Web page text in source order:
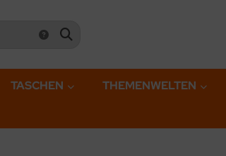
TASCHEN
THEMENWELTEN